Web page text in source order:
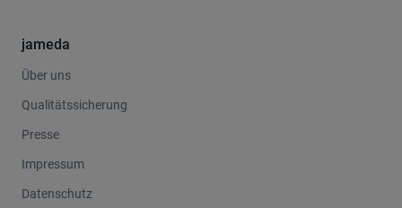
jameda
Über uns
Qualitätssicherung
Presse
Impressum